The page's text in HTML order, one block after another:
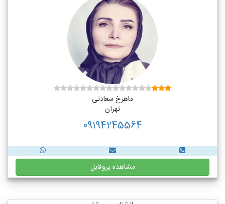
ماهرخ سعادتی
تهران
09194245564
مشاهده پروفایل